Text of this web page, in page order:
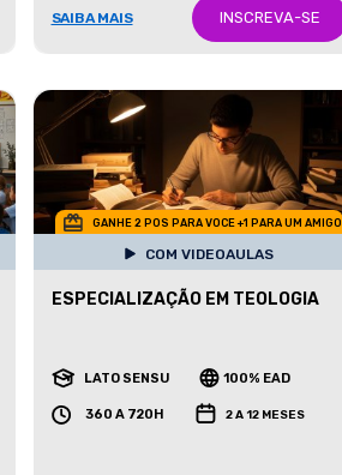
SAIBA MAIS INSCREVA-SE
GANHE 2 POS PARA VOCE +1 PARA UM AMIGO
COM VIDEOAULAS
ESPECIALIZAÇÃO EM TEOLOGIA
LATO SENSU 100% EAD
360 A 720H 2 A 12 MESES